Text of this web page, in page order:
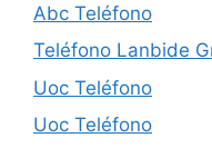
Abc Teléfono
Teléfono Lanbide
Uoc Teléfono
Uoc Teléfono